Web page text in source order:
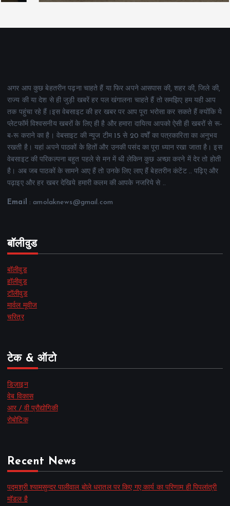
अगर आप कुछ बेहतरीन पढ़ना चाहते हैं या फिर अपने आसपास की, शहर की, जिले की,
राज्य की या देश से ही जुड़ी खबरें हर पल खंगालना चाहते हैं तो समझिए हम यही आप
तक पहुंचा रहे हैं।इस वेबसाइट की हर खबर पर आप पूरा भरोसा कर सकते हैं क्योंकि ये
प्लेटफॉर्म विश्वसनीय खबरों के लिए ही है और हमारा दायित्व आपको ऐसी ही खबरों से रू-
ब-रू कराने का है। वेबसाइट की न्यूज टीम 15 से 20 वर्षों का पत्रकारिता का अनुभव
रखती है। यहां अपने पाठकों के हितों और उनकी पसंद का पूरा ध्यान रखा जाता है। इस
वेबसाइट की परिकल्पना बहुत पहले से मन में थी लेकिन कुछ अच्छा करने में देर तो होती
है। अब जब पाठकों के सामने आए हैं तो उनके लिए लाए हैं बेहतरीन कंटेंट .. पढ़िए और
पढ़ाइए और हर खबर देखिये हमारी कलम की आपके नजरिये से ..
Email : amolaknews@gmail.com
बॉलीवुड
बॉलीवुड
हॉलीवुड
टॉलीवुड
मार्वल मूवीज
चरित्र
टेक & ऑटो
डिज़ाइन
वेब विकास
आर / वी प्रौद्योगिकी
रोबोटिक
Recent News
पद्मश्री श्यामसुन्दर पालीवाल बोले धरातल पर किए गए कार्य का परिणाम ही पिपलांत्री
मॉडल है